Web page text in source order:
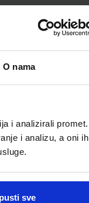
O nama
i analizirali promet.
i analizu, a oni ih
sve
postaje